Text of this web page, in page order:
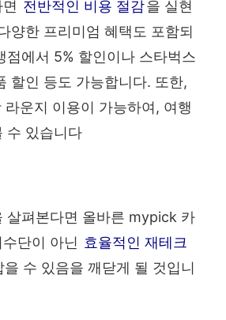
전반적인 비용 절감을 실현
양한 프리미엄 혜택도 포함되
점에서 5% 할인이나 스타벅스
할인 등도 가능합니다. 또한,
운지 이용이 가능하여, 여행
수 있습니다
살펴본다면 올바른 mypick 카
단이 아닌 효율적인 재테크
을 수 있음을 깨닫게 될 것입니